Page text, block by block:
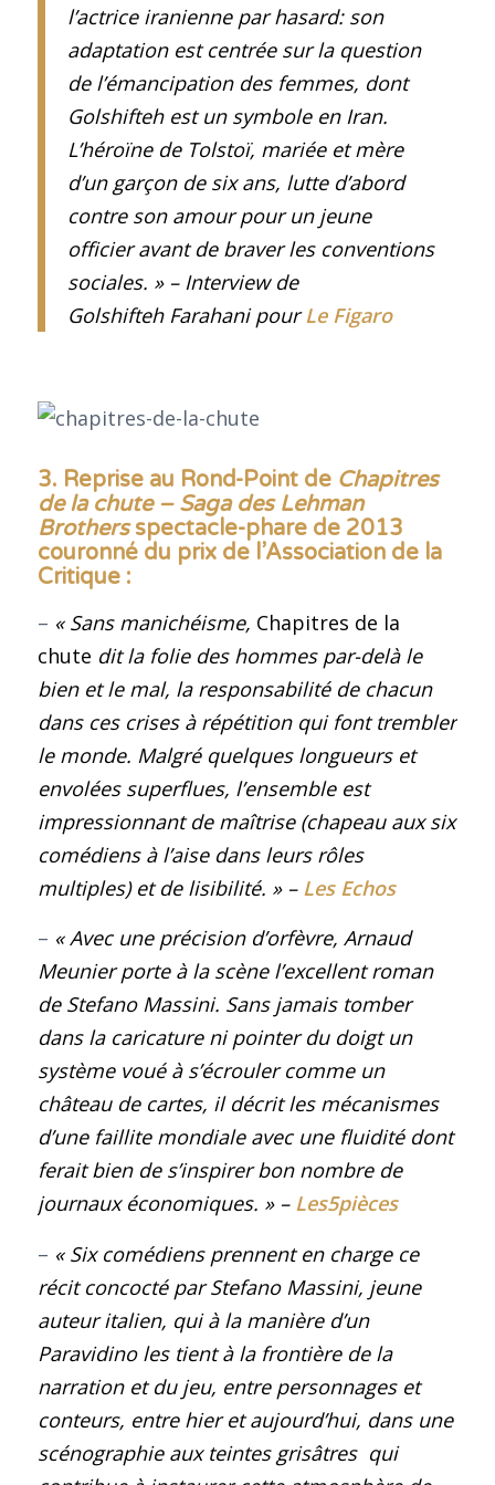
l’actrice iranienne par hasard: son
adaptation est centrée sur la question
de l’émancipation des femmes, dont
Golshifteh est un symbole en Iran.
L’héroïne de Tolstoï, mariée et mère
d’un garçon de six ans, lutte d’abord
contre son amour pour un jeune
officier avant de braver les conventions
sociales. » – Interview de
Golshifteh Farahani pour Le Figaro
3. Reprise au Rond-Point de Chapitres
de la chute – Saga des Lehman
Brothersspectacle-phare de 2013
couronné du prix de l’Association de la
Critique :
– « Sans manichéisme, Chapitres de la
chute dit la folie des hommes par-delà le
bien et le mal, la responsabilité de chacun
dans ces crises à répétition qui font trembler
le monde. Malgré quelques longueurs et
envolées superflues, l’ensemble est
impressionnant de maîtrise (chapeau aux six
comédiens à l’aise dans leurs rôles
multiples) et de lisibilité. » – Les Echos
– « Avec une précision d’orfèvre, Arnaud
Meunier porte à la scène l’excellent roman
de Stefano Massini. Sans jamais tomber
dans la caricature ni pointer du doigt un
système voué à s’écrouler comme un
château de cartes, il décrit les mécanismes
d’une faillite mondiale avec une fluidité dont
ferait bien de s’inspirer bon nombre de
journaux économiques. » – Les5pièces
– « Six comédiens prennent en charge ce
récit concocté par Stefano Massini, jeune
auteur italien, qui à la manière d’un
Paravidino les tient à la frontière de la
narration et du jeu, entre personnages et
conteurs, entre hier et aujourd’hui, dans une
scénographie aux teintes grisâtres qui